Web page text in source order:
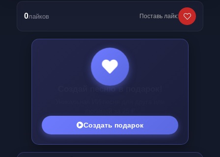
0лайков Поставь лайк:
Создай песню-поздравление!
Создать поздравление